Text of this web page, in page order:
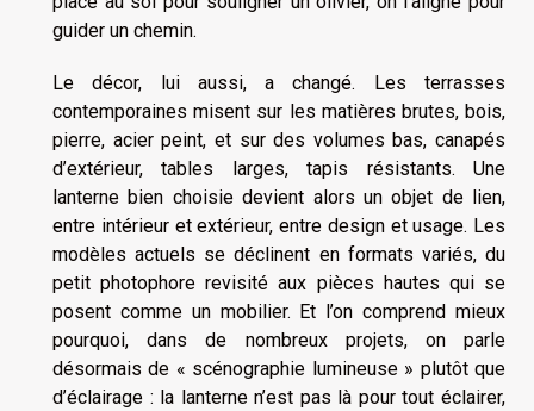
guider un chemin.
Le décor, lui aussi, a changé. Les terrasses
contemporaines misent sur les matières brutes, bois,
pierre, acier peint, et sur des volumes bas, canapés
d’extérieur, tables larges, tapis résistants. Une
lanterne bien choisie devient alors un objet de lien,
entre intérieur et extérieur, entre design et usage. Les
modèles actuels se déclinent en formats variés, du
petit photophore revisité aux pièces hautes qui se
posent comme un mobilier. Et l’on comprend mieux
pourquoi, dans de nombreux projets, on parle
désormais de « scénographie lumineuse » plutôt que
d’éclairage : la lanterne n’est pas là pour tout éclairer,